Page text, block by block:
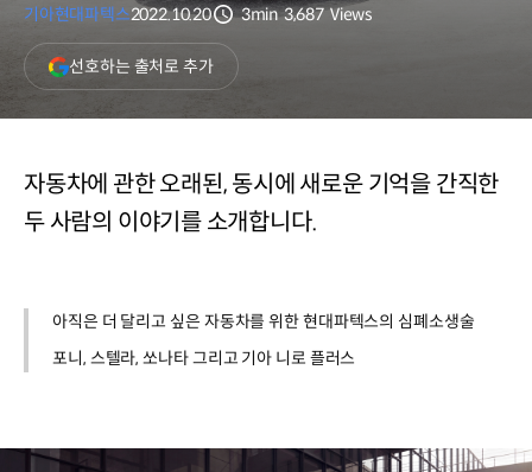
기아현대파텍스2022.10.20
3min 3,687 Views
선호하는 출처로 추가(새
창
열림)
자동차에 관한 오래된, 동시에 새로운 기억을 간직한
두 사람의 이야기를 소개합니다.
아직은 더 달리고 싶은 자동차를 위한 현대파텍스의 심폐소생술
포니, 스텔라, 쏘나타 그리고 기아 니로 플러스